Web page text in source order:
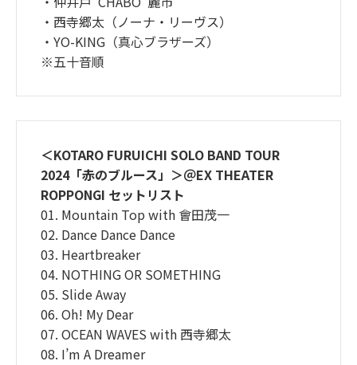
・西寺郷太（ノーナ・リーヴス）
・YO-KING（真心ブラザーズ）
※五十音順
＜KOTARO FURUICHI SOLO BAND TOUR
2024「赤のブルース」＞＠EX THEATER
ROPPONGI セットリスト
01. Mountain Top with 會田茂一
02. Dance Dance Dance
03. Heartbreaker
04. NOTHING OR SOMETHING
05. Slide Away
06. Oh! My Dear
07. OCEAN WAVES with 西寺郷太
08. I’m A Dreamer